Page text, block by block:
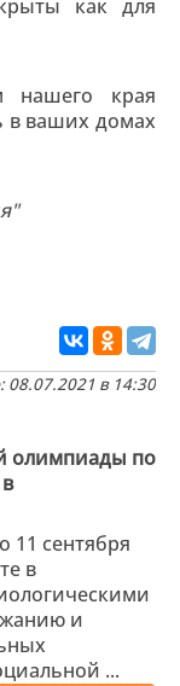
как для
края
в ваших домах
08.07.2021 в 14:30
олимпиады по
11 сентября
в
и
...